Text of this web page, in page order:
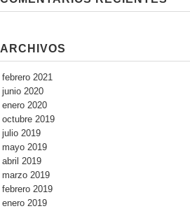
ARCHIVOS
febrero 2021
junio 2020
enero 2020
octubre 2019
julio 2019
mayo 2019
abril 2019
marzo 2019
febrero 2019
enero 2019